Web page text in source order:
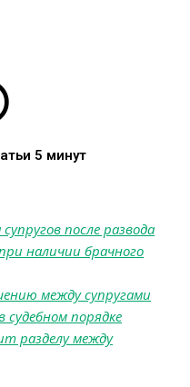
5 минут
после развода
наличии брачного
между супругами
судебном порядке
разделу между